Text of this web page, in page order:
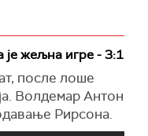
је жељна игре - 3:1
после лоше
Волдемар Антон
Рирсона.